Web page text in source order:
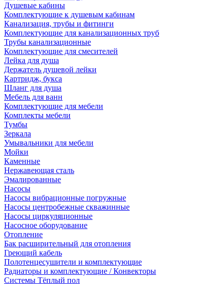
Душевые кабины
Комплектующие к душевым кабинам
Канализация, трубы и фитинги
Комплектующие для канализационных труб
Трубы канализационные
Комплектующие для смесителей
Лейка для душа
Держатель душевой лейки
Картридж, букса
Шланг для душа
Мебель для ванн
Комплектующие для мебели
Комплекты мебели
Тумбы
Зеркала
Умывальники для мебели
Мойки
Каменные
Нержавеющая сталь
Эмалированные
Насосы
Насосы вибрационные погружные
Насосы центробежные скважинные
Насосы циркуляционные
Насосное оборудование
Отопление
Бак расширительный для отопления
Греющий кабель
Полотенцесушители и комплектующие
Радиаторы и комплектующие / Конвекторы
Системы Тёплый пол